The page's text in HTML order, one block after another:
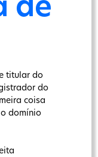
de
titular do
do
coisa
domínio